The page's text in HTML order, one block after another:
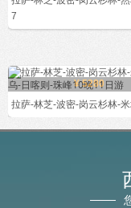
7
¥ 5280
拉萨-林芝-波密-岗云杉林-